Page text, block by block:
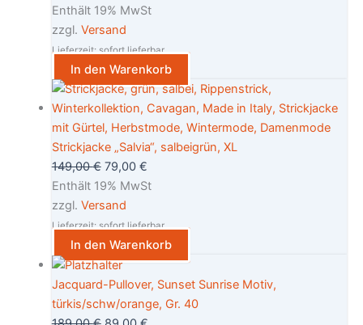
Enthält 19% MwSt
zzgl. Versand
Lieferzeit: sofort lieferbar
In den Warenkorb
Strickjacke „Salvia“, salbeigrün, XL
149,00€ 79,00 €
Enthält 19% MwSt
zzgl. Versand
Lieferzeit: sofort lieferbar
In den Warenkorb
Jacquard-Pullover, Sunset Sunrise Motiv,
türkis/schw/orange, Gr. 40